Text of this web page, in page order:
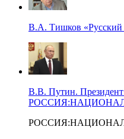
В.А. Тишков «Русский
В.В. Путин.